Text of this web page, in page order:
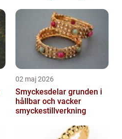
02 maj 2026
Smyckesdelar grunden i
hållbar och vacker
smyckestillverkning